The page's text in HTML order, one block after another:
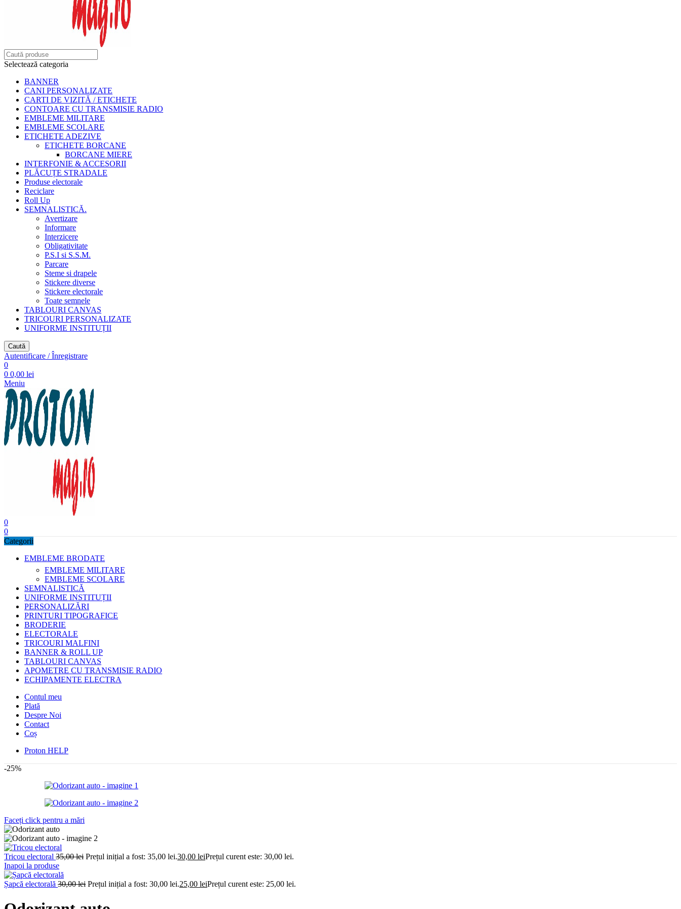
Selectează categoria
BANNER
CANI PERSONALIZATE
CARTI DE VIZITĂ / ETICHETE
CONTOARE CU TRANSMISIE RADIO
EMBLEME MILITARE
EMBLEME SCOLARE
ETICHETE ADEZIVE
ETICHETE BORCANE
BORCANE MIERE
INTERFONIE & ACCESORII
PLĂCUȚE STRADALE
Produse electorale
Reciclare
Roll Up
SEMNALISTICĂ.
Avertizare
Informare
Interzicere
Obligativitate
P.S.I si S.S.M.
Parcare
Steme si drapele
Stickere diverse
Stickere electorale
Toate semnele
TABLOURI CANVAS
TRICOURI PERSONALIZATE
UNIFORME INSTITUȚII
Caută
Autentificare / Înregistrare
0
0 0,00 lei
Meniu
0
0
Categorii
EMBLEME BRODATE
EMBLEME MILITARE
EMBLEME SCOLARE
SEMNALISTICĂ
UNIFORME INSTITUȚII
PERSONALIZĂRI
PRINTURI TIPOGRAFICE
BRODERIE
ELECTORALE
TRICOURI MALFINI
BANNER & ROLL UP
TABLOURI CANVAS
APOMETRE CU TRANSMISIE RADIO
ECHIPAMENTE ELECTRA
Contul meu
Plată
Despre Noi
Contact
Coș
Proton HELP
-25%
Faceți click pentru a mări
Tricou electoral 35,00lei Prețul inițial a fost: 35,00 lei.30,00 leiPrețul curent este: 30,00 lei.
Inapoi la produse
Șapcă electorală 30,00lei Prețul inițial a fost: 30,00 lei.25,00 leiPrețul curent este: 25,00 lei.